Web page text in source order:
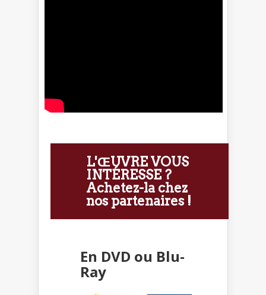
L'ŒUVRE VOUS
INTÉRESSE ?
Achetez-la chez
nos partenaires !
En DVD ou Blu-
Ray